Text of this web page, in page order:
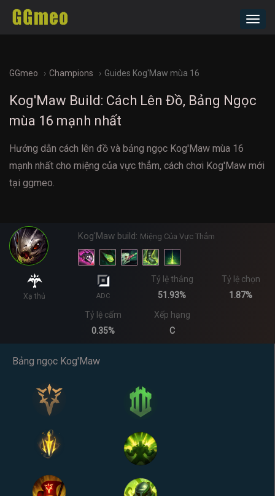
GGmeo Champions Guides Kog'Maw mùa 16
Kog'Maw Build: Cách Lên Đồ, Bảng Ngọc
mùa 16 mạnh nhất
Hướng dẫn cách lên đồ và bảng ngọc Kog'Maw mùa 16
mạnh nhất cho miệng của vực thẳm, cách chơi Kog'Maw mới
tại ggmeo.
Kog'Maw build: Miệng Của Vực Thẳm
Xạ thủ ADC
Tỷ lệ thắng
51.93%
Tỷ lệ chọn
1.87%
Tỷ lệ cấm
0.35%
Xếp hạng
C
Bảng ngọc Kog'Maw